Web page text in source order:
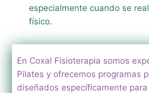
especialmente cuando se
físico.
En Coxal Fisioterapia somos
Pilates y ofrecemos programas
diseñados específicamente